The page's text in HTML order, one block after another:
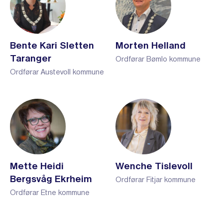
Bente Kari Sletten
Taranger
Ordførar Austevoll kommune
Morten Helland
Ordførar Bømlo kommune
Mette Heidi
Bergsvåg Ekrheim
Ordførar Etne kommune
Wenche Tislevoll
Ordførar Fitjar kommune